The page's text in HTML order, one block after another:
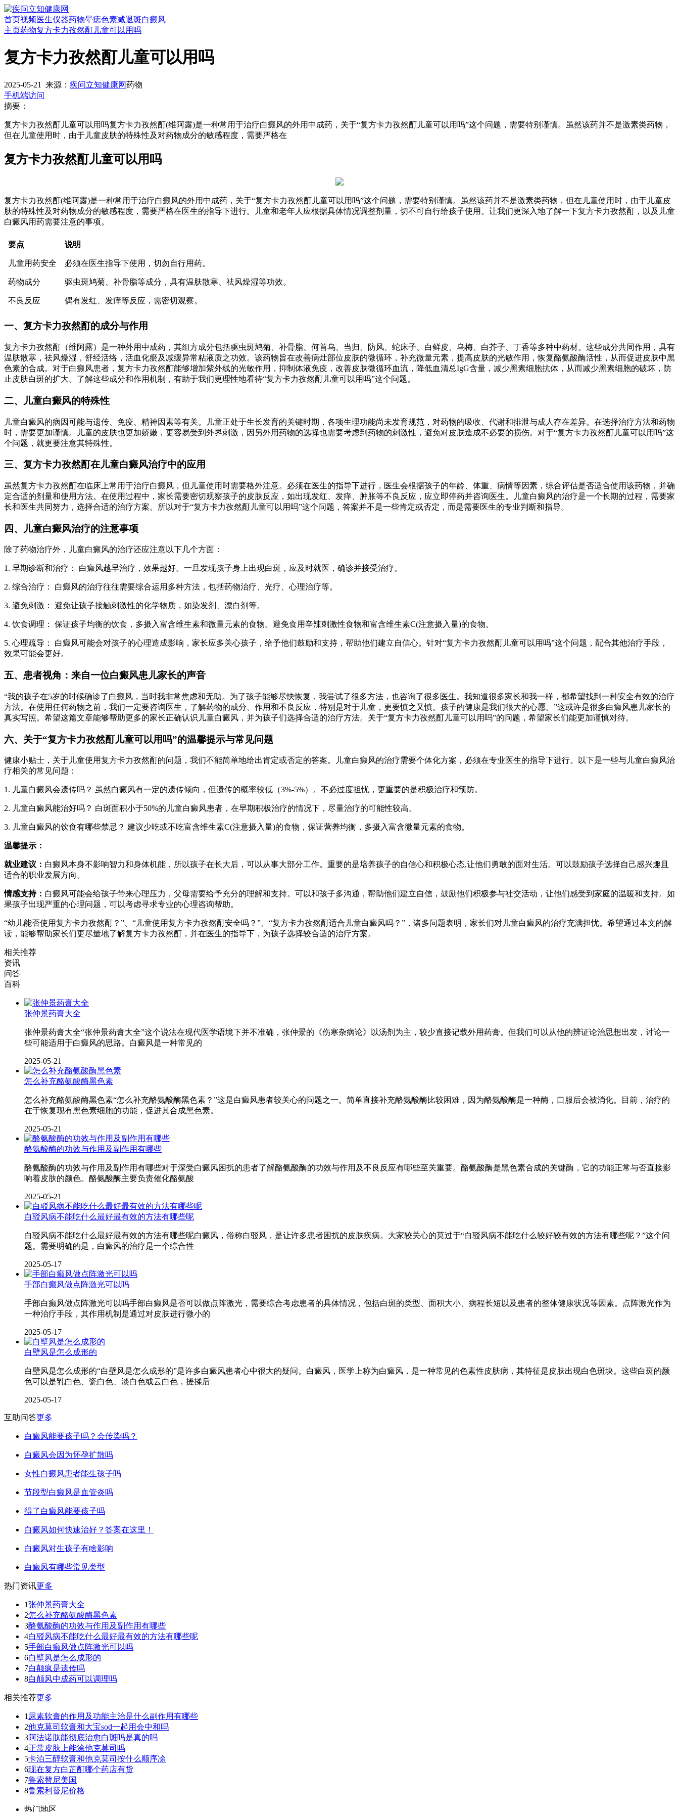
首页视频医生仪器药物晕痣色素减退斑白癜风
主页药物复方卡力孜然酊儿童可以用吗
复方卡力孜然酊儿童可以用吗
2025-05-21 来源： 疾问立知健康网药物
手机端访问
摘要：
复方卡力孜然酊儿童可以用吗复方卡力孜然酊(维阿露)是一种常用于治疗白癜风的外用中成药，关于“复方卡力孜然酊儿童可以用吗”这个问题，需要特别谨慎。虽然该药并不是激素类药物，
但在儿童使用时，由于儿童皮肤的特殊性及对药物成分的敏感程度，需要严格在
复方卡力孜然酊儿童可以用吗
复方卡力孜然酊(维阿露)是一种常用于治疗白癜风的外用中成药，关于“复方卡力孜然酊儿童可以用吗”这个问题，需要特别谨慎。虽然该药并不是激素类药物，但在儿童使用时，由于儿童皮
肤的特殊性及对药物成分的敏感程度，需要严格在医生的指导下进行。儿童和老年人应根据具体情况调整剂量，切不可自行给孩子使用。让我们更深入地了解一下复方卡力孜然酊，以及儿童
白癜风用药需要注意的事项。
要点 说明
儿童用药安全 必须在医生指导下使用，切勿自行用药。
药物成分 驱虫斑鸠菊、补骨脂等成分，具有温肤散寒、祛风燥湿等功效。
不良反应 偶有发红、发痒等反应，需密切观察。
一、复方卡力孜然酊的成分与作用
复方卡力孜然酊（维阿露）是一种外用中成药，其组方成分包括驱虫斑鸠菊、补骨脂、何首乌、当归、防风、蛇床子、白鲜皮、乌梅、白芥子、丁香等多种中药材。这些成分共同作用，具有
温肤散寒，祛风燥湿，舒经活络，活血化瘀及减缓异常粘液质之功效。该药物旨在改善病灶部位皮肤的微循环，补充微量元素，提高皮肤的光敏作用，恢复酪氨酸酶活性，从而促进皮肤中黑
色素的合成。对于白癜风患者，复方卡力孜然酊能够增加紫外线的光敏作用，抑制体液免疫，改善皮肤微循环血流，降低血清总IgG含量，减少黑素细胞抗体，从而减少黑素细胞的破坏，防
止皮肤白斑的扩大。了解这些成分和作用机制，有助于我们更理性地看待“复方卡力孜然酊儿童可以用吗”这个问题。
二、儿童白癜风的特殊性
儿童白癜风的病因可能与遗传、免疫、精神因素等有关。儿童正处于生长发育的关键时期，各项生理功能尚未发育规范，对药物的吸收、代谢和排泄与成人存在差异。在选择治疗方法和药物
时，需要更加谨慎。儿童的皮肤也更加娇嫩，更容易受到外界刺激，因另外用药物的选择也需要考虑到药物的刺激性，避免对皮肤造成不必要的损伤。对于“复方卡力孜然酊儿童可以用吗”这
个问题，就更要注意其特殊性。
三、复方卡力孜然酊在儿童白癜风治疗中的应用
虽然复方卡力孜然酊在临床上常用于治疗白癜风，但儿童使用时需要格外注意。必须在医生的指导下进行，医生会根据孩子的年龄、体重、病情等因素，综合评估是否适合使用该药物，并确
定合适的剂量和使用方法。在使用过程中，家长需要密切观察孩子的皮肤反应，如出现发红、发痒、肿胀等不良反应，应立即停药并咨询医生。儿童白癜风的治疗是一个长期的过程，需要家
长和医生共同努力，选择合适的治疗方案。所以对于“复方卡力孜然酊儿童可以用吗”这个问题，答案并不是一些肯定或否定，而是需要医生的专业判断和指导。
四、儿童白癜风治疗的注意事项
除了药物治疗外，儿童白癜风的治疗还应注意以下几个方面：
1. 早期诊断和治疗： 白癜风越早治疗，效果越好。一旦发现孩子身上出现白斑，应及时就医，确诊并接受治疗。
2. 综合治疗： 白癜风的治疗往往需要综合运用多种方法，包括药物治疗、光疗、心理治疗等。
3. 避免刺激： 避免让孩子接触刺激性的化学物质，如染发剂、漂白剂等。
4. 饮食调理： 保证孩子均衡的饮食，多摄入富含维生素和微量元素的食物。避免食用辛辣刺激性食物和富含维生素C(注意摄入量)的食物。
5. 心理疏导： 白癜风可能会对孩子的心理造成影响，家长应多关心孩子，给予他们鼓励和支持，帮助他们建立自信心。针对“复方卡力孜然酊儿童可以用吗”这个问题，配合其他治疗手段，
效果可能会更好。
五、患者视角：来自一位白癜风患儿家长的声音
“我的孩子在5岁的时候确诊了白癜风，当时我非常焦虑和无助。为了孩子能够尽快恢复，我尝试了很多方法，也咨询了很多医生。我知道很多家长和我一样，都希望找到一种安全有效的治疗
方法。在使用任何药物之前，我们一定要咨询医生，了解药物的成分、作用和不良反应，特别是对于儿童，更要慎之又慎。孩子的健康是我们很大的心愿。”这或许是很多白癜风患儿家长的
真实写照。希望这篇文章能够帮助更多的家长正确认识儿童白癜风，并为孩子们选择合适的治疗方法。关于“复方卡力孜然酊儿童可以用吗”的问题，希望家长们能更加谨慎对待。
六、关于“复方卡力孜然酊儿童可以用吗”的温馨提示与常见问题
健康小贴士，关于儿童使用复方卡力孜然酊的问题，我们不能简单地给出肯定或否定的答案。儿童白癜风的治疗需要个体化方案，必须在专业医生的指导下进行。以下是一些与儿童白癜风治
疗相关的常见问题：
1. 儿童白癜风会遗传吗？ 虽然白癜风有一定的遗传倾向，但遗传的概率较低（3%-5%）。不必过度担忧，更重要的是积极治疗和预防。
2. 儿童白癜风能治好吗？ 白斑面积小于50%的儿童白癜风患者，在早期积极治疗的情况下，尽量治疗的可能性较高。
3. 儿童白癜风的饮食有哪些禁忌？ 建议少吃或不吃富含维生素C(注意摄入量)的食物，保证营养均衡，多摄入富含微量元素的食物。
温馨提示：
就业建议： 白癜风本身不影响智力和身体机能，所以孩子在长大后，可以从事大部分工作。重要的是培养孩子的自信心和积极心态,让他们勇敢的面对生活。可以鼓励孩子选择自己感兴趣且
适合的职业发展方向。
情感支持： 白癜风可能会给孩子带来心理压力，父母需要给予充分的理解和支持。可以和孩子多沟通，帮助他们建立自信，鼓励他们积极参与社交活动，让他们感受到家庭的温暖和支持。如
果孩子出现严重的心理问题，可以考虑寻求专业的心理咨询帮助。
“幼儿能否使用复方卡力孜然酊？”、“儿童使用复方卡力孜然酊安全吗？”、“复方卡力孜然酊适合儿童白癜风吗？”，诸多问题表明，家长们对儿童白癜风的治疗充满担忧。希望通过本文的解
读，能够帮助家长们更尽量地了解复方卡力孜然酊，并在医生的指导下，为孩子选择较合适的治疗方案。
相关推荐
资讯
问答
百科
张仲景药膏大全
张仲景药膏大全“张仲景药膏大全”这个说法在现代医学语境下并不准确，张仲景的《伤寒杂病论》以汤剂为主，较少直接记载外用药膏。但我们可以从他的辨证论治思想出发，讨论一
些可能适用于白癜风的思路。白癜风是一种常见的
2025-05-21
怎么补充酪氨酸酶黑色素
怎么补充酪氨酸酶黑色素“怎么补充酪氨酸酶黑色素？”这是白癜风患者较关心的问题之一。简单直接补充酪氨酸酶比较困难，因为酪氨酸酶是一种酶，口服后会被消化。目前，治疗的
在于恢复现有黑色素细胞的功能，促进其合成黑色素。
2025-05-21
酪氨酸酶的功效与作用及副作用有哪些
酪氨酸酶的功效与作用及副作用有哪些对于深受白癜风困扰的患者了解酪氨酸酶的功效与作用及不良反应有哪些至关重要。酪氨酸酶是黑色素合成的关键酶，它的功能正常与否直接影
响着皮肤的颜色。酪氨酸酶主要负责催化酪氨酸
2025-05-21
白驳风病不能吃什么最好最有效的方法有哪些呢
白驳风病不能吃什么最好最有效的方法有哪些呢白癜风，俗称白驳风，是让许多患者困扰的皮肤疾病。大家较关心的莫过于“白驳风病不能吃什么较好较有效的方法有哪些呢？”这个问
题。需要明确的是，白癜风的治疗是一个综合性
2025-05-17
手部白癫风做点阵激光可以吗
手部白癫风做点阵激光可以吗手部白癜风是否可以做点阵激光，需要综合考虑患者的具体情况，包括白斑的类型、面积大小、病程长短以及患者的整体健康状况等因素。点阵激光作为
一种治疗手段，其作用机制是通过对皮肤进行微小的
2025-05-17
白壁风是怎么成形的
白壁风是怎么成形的“白壁风是怎么成形的”是许多白癜风患者心中很大的疑问。白癜风，医学上称为白癜风，是一种常见的色素性皮肤病，其特征是皮肤出现白色斑块。这些白斑的颜
色可以是乳白色、瓷白色、淡白色或云白色，搓揉后
2025-05-17
互助问答更多
白癜风能要孩子吗？会传染吗？
白癜风会因为怀孕扩散吗
女性白癜风患者能生孩子吗
节段型白癜风是血管炎吗
得了白癜风能要孩子吗
白癜风如何快速治好？答案在这里！
白癜风对生孩子有啥影响
白癜风有哪些常见类型
热门资讯更多
1张仲景药膏大全
2怎么补充酪氨酸酶黑色素
3酪氨酸酶的功效与作用及副作用有哪些
4白驳风病不能吃什么最好最有效的方法有哪些呢
5手部白癫风做点阵激光可以吗
6白壁风是怎么成形的
7白颠疯是遗传吗
8白颠风中成药可以调理吗
相关推荐更多
1 尿素软膏的作用及功能主治是什么副作用有哪些
2他克莫司软膏和大宝sod一起用会中和吗
3阿法诺肽能彻底治愈白斑吗是真的吗
4正常皮肤上能涂他克莫司吗
5卡泊三醇软膏和他克莫司按什么顺序凃
6现在复方白芷酊哪个药店有货
7鲁索替尼美国
8鲁索利替尼价格
热门地区